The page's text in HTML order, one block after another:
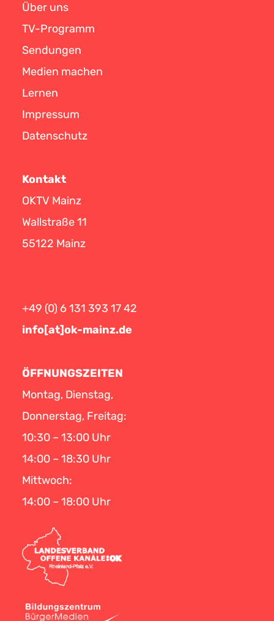
Über uns
TV-Programm
Sendungen
Medien machen
Lernen
Impressum
Datenschutz
Kontakt
OKTV Mainz
Wallstraße 11
55122 Mainz
+49 (0) 6 131 393 17 42
info[at]ok-mainz.de
ÖFFNUNGSZEITEN
Montag, Dienstag,
Donnerstag, Freitag:
10:30 – 13:00 Uhr
14:00 – 18:30 Uhr
Mittwoch:
14:00 – 18:00 Uhr